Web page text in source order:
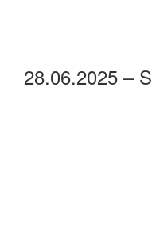
28.06.2025 –